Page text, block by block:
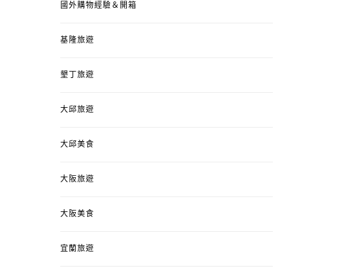
國外購物經驗＆開箱
基隆旅遊
墾丁旅遊
大邱旅遊
大邱美食
大阪旅遊
大阪美食
宜蘭旅遊